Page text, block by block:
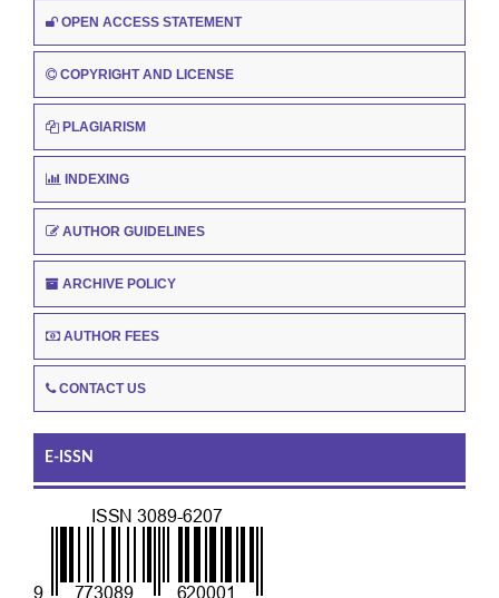
OPEN ACCESS STATEMENT
COPYRIGHT AND LICENSE
PLAGIARISM
INDEXING
AUTHOR GUIDELINES
ARCHIVE POLICY
AUTHOR FEES
CONTACT US
E-ISSN